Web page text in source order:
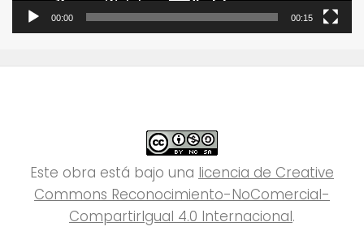
00:00 00:15
Este obra está bajo una licencia de Creative
Commons Reconocimiento-NoComercial-
CompartirIgual 4.0 Internacional.